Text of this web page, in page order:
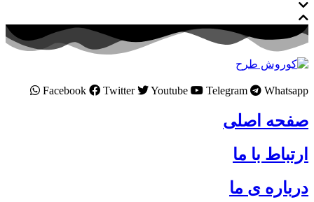
Facebook Twitter Youtube Telegram Whatsapp
صفحه اصلی
ارتباط با ما
درباره ی ما